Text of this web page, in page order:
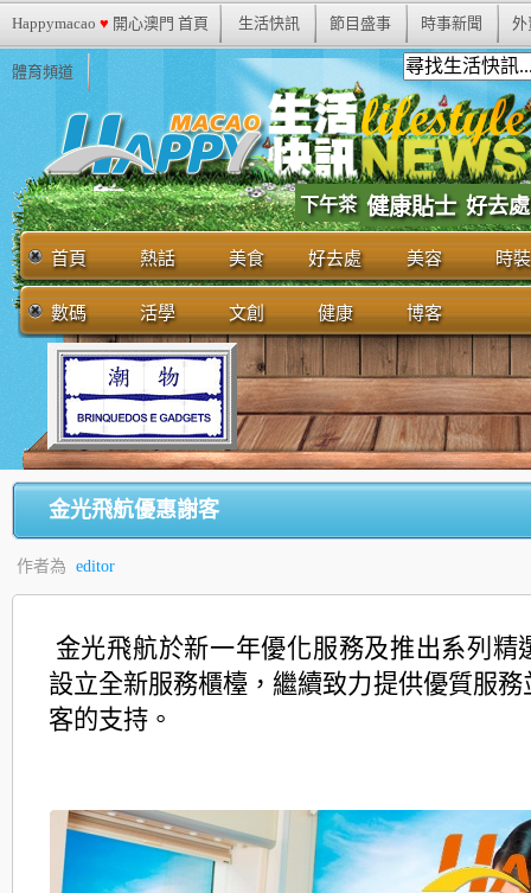
Happymacao ♥ 開心澳門 首頁 生活快訊 節目盛事 時事新聞 外
體育頻道
下午茶 健康貼士 好去處
首頁 熱話 美食 好去處 美容 時裝
數碼 活學 文創 健康 博客
金光飛航優惠謝客
作者為 editor
金光飛航於新一年優化服務及推出系列精
設立全新服務櫃檯，繼續致力提供優質服務
客的支持。